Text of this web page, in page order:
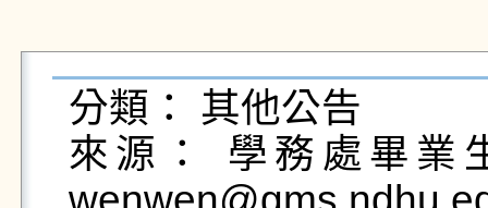
分類： 其他公告
來源： 學務處畢業